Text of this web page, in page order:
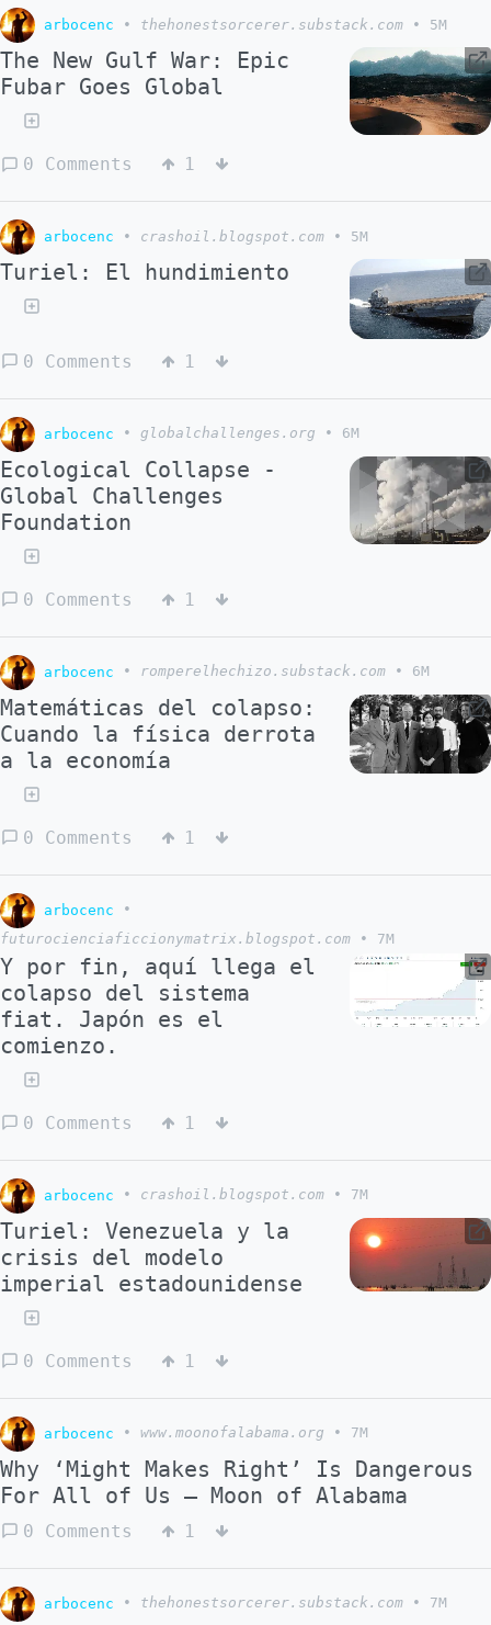
arbocenc • thehonestsorcerer.substack.com • 5M
The New Gulf War: Epic
Fubar Goes Global
0 Comments 1
arbocenc • crashoil.blogspot.com • 5M
Turiel: El hundimiento
0 Comments 1
arbocenc • globalchallenges.org • 6M
Ecological Collapse -
Global Challenges
Foundation
0 Comments 1
arbocenc • romperelhechizo.substack.com • 6M
Matemáticas del colapso:
Cuando la física derrota
a la economía
0 Comments 1
arbocenc
•
futurocienciaficcionymatrix.blogspot.com
• 7M
Y por fin, aquí llega el
colapso del sistema
fiat. Japón es el
comienzo.
0 Comments 1
arbocenc • crashoil.blogspot.com • 7M
Turiel: Venezuela y la
crisis del modelo
imperial estadounidense
0 Comments 1
arbocenc • www.moonofalabama.org • 7M
Why ‘Might Makes Right’ Is Dangerous
For All of Us – Moon of Alabama
0 Comments 1
arbocenc • thehonestsorcerer.substack.com • 7M